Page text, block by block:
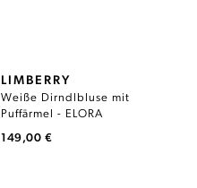
LIMBERRY
Weiße Dirndlbluse mit
Puffärmel - ELORA
149,00 €